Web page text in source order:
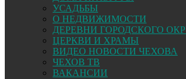
УСАДЬБЫ
О НЕДВИЖИМОСТИ
ДЕРЕВНИ ГОРОДСКОГО
ЦЕРКВИ И ХРАМЫ
ВИДЕО НОВОСТИ ЧЕХОВА
ЧЕХОВ ТВ
ВАКАНСИИ